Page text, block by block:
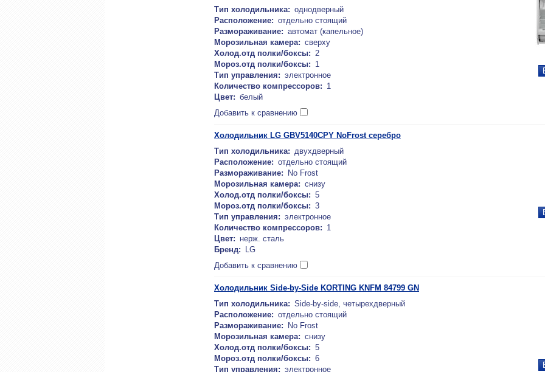

Тип холодильника: однодверный
Расположение: отдельно стоящий
Размораживание: автомат (капельное)
Морозильная камера: сверху
Холод.отд полки/боксы: 2
Мороз.отд полки/боксы: 1
Тип управления: электронное
Количество компрессоров: 1
Цвет: белый
Добавить к сравнению

Холодильник LG GBV5140CPY NoFrost серебро
Тип холодильника: двухдверный
Расположение: отдельно стоящий
Размораживание:
No Frost
Морозильная камера: снизу
Холод.отд полки/боксы: 5
Мороз.отд полки/боксы: 3
Тип управления: электронное
Количество компрессоров: 1
Цвет: нерж. сталь
Бренд:
LG
Добавить к сравнению

Холодильник Side-by-Side KORTING KNFM 84799 GN
Тип холодильника: Side-by-side, четырехдверный
Расположение: отдельно стоящий
Размораживание:
No Frost
Морозильная камера: снизу
Холод.отд полки/боксы: 5
Мороз.отд полки/боксы: 6
Тип управления: электронное